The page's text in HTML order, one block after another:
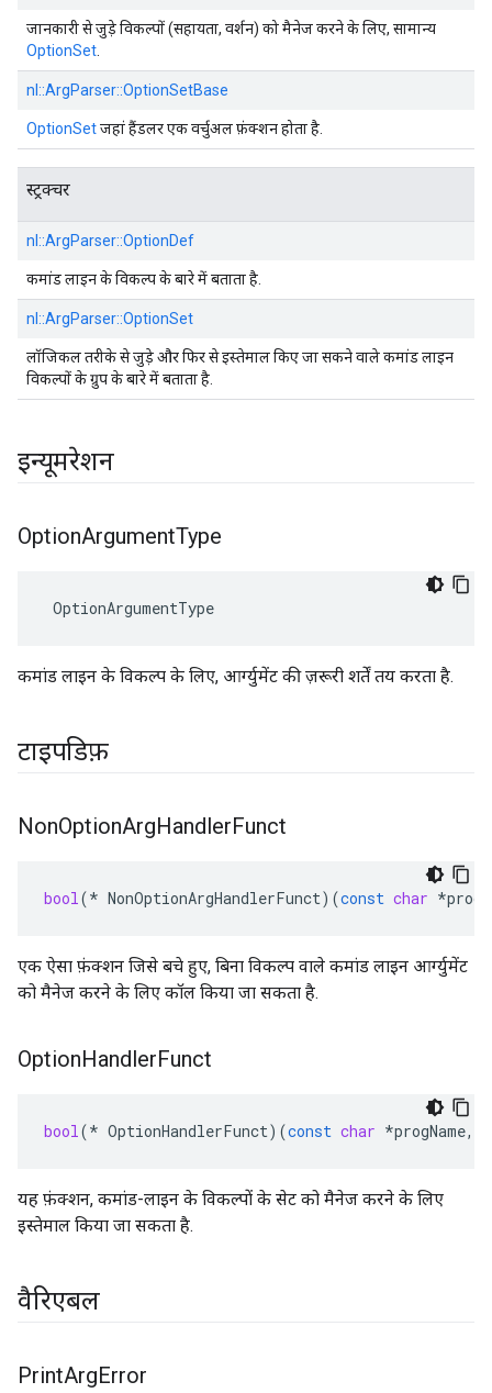
जानकारी से जुड़े विकल्पों (सहायता, वर्शन) को मैनेज करने के लिए, सामान्य
OptionSet
nl::ArgParser::OptionSetBase
OptionSetजहां हैंडलर एक वर्चुअल फ़ंक्शन होता है.
स्ट्रक्चर
nl::ArgParser::OptionDef
कमांड लाइन के विकल्प के बारे में बताता है.
nl::ArgParser::OptionSet
लॉजिकल तरीके से जुड़े और फिर से इस्तेमाल किए जा सकने वाले कमांड लाइन
विकल्पों के ग्रुप के बारे में बताता है.
इन्यूमरेशन
OptionArgumentType
OptionArgumentType
कमांड लाइन के विकल्प के लिए, आर्ग्युमेंट की ज़रूरी शर्तें तय करता है.
टाइपडिफ़
NonOptionArgHandlerFunct
bool(* NonOptionArgHandlerFunct)(const char *
एक ऐसा फ़ंक्शन जिसे बचे हुए, बिना विकल्प वाले कमांड लाइन आर्ग्युमेंट
को मैनेज करने के लिए कॉल किया जा सकता है.
OptionHandlerFunct
bool(* OptionHandlerFunct)(const char *progName,
यह फ़ंक्शन, कमांड-लाइन के विकल्पों के सेट को मैनेज करने के लिए
इस्तेमाल किया जा सकता है.
वैरिएबल
PrintArgError